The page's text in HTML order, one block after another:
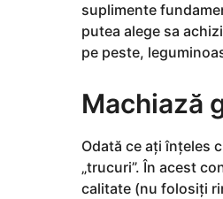
suplimente
putea alege sa
pe peste,
Machiază
Odată ce ați înțeles
„trucuri”. În acest
calitate (nu folosiți